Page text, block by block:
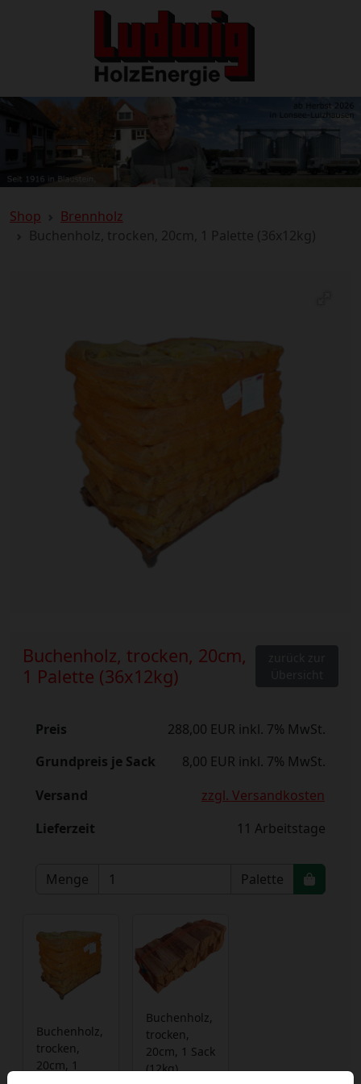
Shop
Brennholz
Buchenholz, trocken, 20cm, 1 Palette (36x12kg)
Buchenholz, trocken, 20cm,
1 Palette (36x12kg)
Preis
288,00 EUR inkl. 7% MwSt.
Grundpreis je Sack
8,00 EUR inkl. 7% MwSt.
Versand
zzgl. Versandkosten
Lieferzeit
11 Arbeitstage
Menge Palette
Buchenholz,
trocken,
20cm, 1
Buchenholz,
trocken,
20cm, 1 Sack
(12kg)